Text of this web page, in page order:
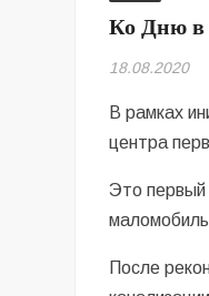
Ко Дню в
18.08.2020
В рамках
центра
Это первый
После